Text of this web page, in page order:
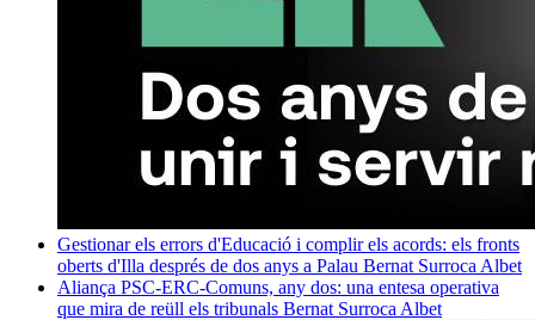
Gestionar els errors d'Educació i complir els acords: els fronts
oberts d'Illa després de dos anys a Palau Bernat Surroca Albet
Aliança PSC-ERC-Comuns, any dos: una entesa operativa
que mira de reüll els tribunals Bernat Surroca Albet